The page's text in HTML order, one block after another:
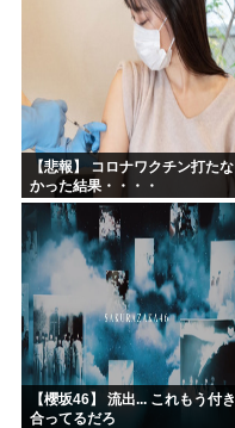
【悲報】 コロナワクチン打たな
かった結果・・・・
【櫻坂46】 流出... これもう付き
合ってるだろ